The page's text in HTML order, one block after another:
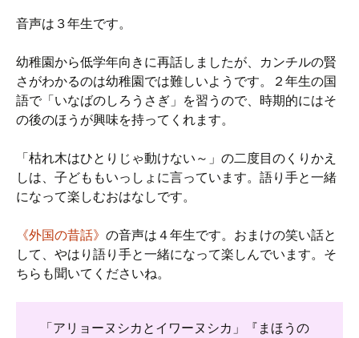
音声は３年生です。
幼稚園から低学年向きに再話しましたが、カンチルの賢
さがわかるのは幼稚園では難しいようです。２年生の国
語で「いなばのしろうさぎ」を習うので、時期的にはそ
の後のほうが興味を持ってくれます。
「枯れ木はひとりじゃ動けない～」の二度目のくりかえ
しは、子どももいっしょに言っています。語り手と一緒
になって楽しむおはなしです。
《外国の昔話》 の音声は４年生です。おまけの笑い話と
して、やはり語り手と一緒になって楽しんでいます。そ
ちらも聞いてくださいね。
「アリョーヌシカとイワーヌシカ」『まほうの